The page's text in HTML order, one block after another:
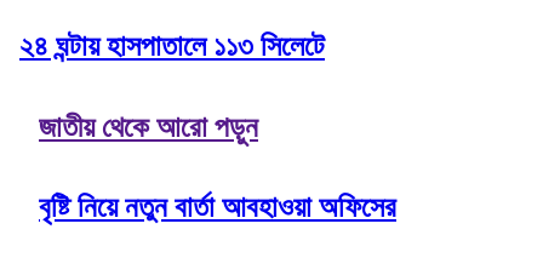
২৪ ঘন্টায় হাসপাতালে ১১৩ সিলেটে
জাতীয় থেকে আরো পড়ুন
বৃষ্টি নিয়ে নতুন বার্তা আবহাওয়া অফিসের